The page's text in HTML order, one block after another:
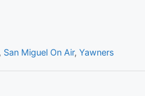
San Miguel On Air, Yawners